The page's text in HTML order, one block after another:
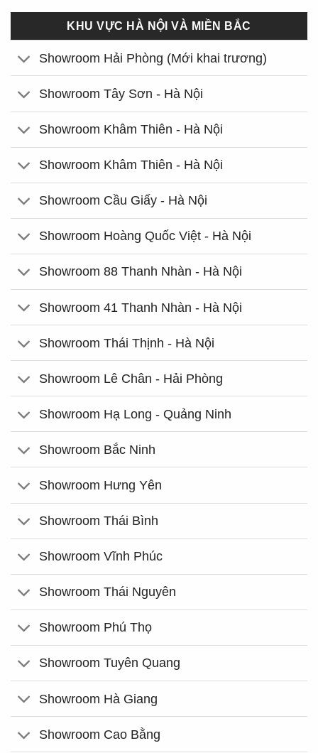
KHU VỰC HÀ NỘI VÀ MIỀN BẮC
Showroom Hải Phòng (Mới khai trương)
Showroom Tây Sơn - Hà Nội
Showroom Khâm Thiên - Hà Nội
Showroom Khâm Thiên - Hà Nội
Showroom Cầu Giấy - Hà Nội
Showroom Hoàng Quốc Việt - Hà Nội
Showroom 88 Thanh Nhàn - Hà Nội
Showroom 41 Thanh Nhàn - Hà Nội
Showroom Thái Thịnh - Hà Nội
Showroom Lê Chân - Hải Phòng
Showroom Hạ Long - Quảng Ninh
Showroom Bắc Ninh
Showroom Hưng Yên
Showroom Thái Bình
Showroom Vĩnh Phúc
Showroom Thái Nguyên
Showroom Phú Thọ
Showroom Tuyên Quang
Showroom Hà Giang
Showroom Cao Bằng